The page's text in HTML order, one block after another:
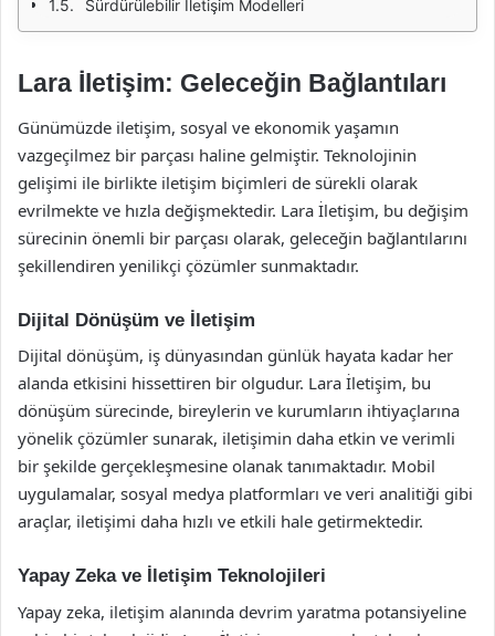
Sürdürülebilir İletişim Modelleri
Lara İletişim: Geleceğin Bağlantıları
Günümüzde iletişim, sosyal ve ekonomik yaşamın
vazgeçilmez bir parçası haline gelmiştir. Teknolojinin
gelişimi ile birlikte iletişim biçimleri de sürekli olarak
evrilmekte ve hızla değişmektedir. Lara İletişim, bu değişim
sürecinin önemli bir parçası olarak, geleceğin bağlantılarını
şekillendiren yenilikçi çözümler sunmaktadır.
Dijital Dönüşüm ve İletişim
Dijital dönüşüm, iş dünyasından günlük hayata kadar her
alanda etkisini hissettiren bir olgudur. Lara İletişim, bu
dönüşüm sürecinde, bireylerin ve kurumların ihtiyaçlarına
yönelik çözümler sunarak, iletişimin daha etkin ve verimli
bir şekilde gerçekleşmesine olanak tanımaktadır. Mobil
uygulamalar, sosyal medya platformları ve veri analitiği gibi
araçlar, iletişimi daha hızlı ve etkili hale getirmektedir.
Yapay Zeka ve İletişim Teknolojileri
Yapay zeka, iletişim alanında devrim yaratma potansiyeline